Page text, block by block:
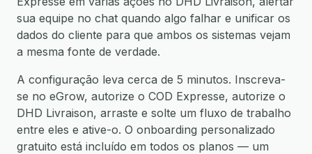
sua equipe no chat quando algo falhar e unificar os
dados do cliente para que ambos os sistemas vejam
a mesma fonte de verdade.
A configuração leva cerca de 5 minutos. Inscreva-
se no eGrow, autorize o COD Expresse, autorize o
DHD Livraison, arraste e solte um fluxo de trabalho
entre eles e ative-o. O onboarding personalizado
gratuito está incluído em todos os planos — um